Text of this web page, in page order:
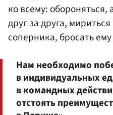
ко всему: обороняться,
друг за друга,
соперника, бросать
Нам необходимо
в индивидуальных
в командных
отстоять